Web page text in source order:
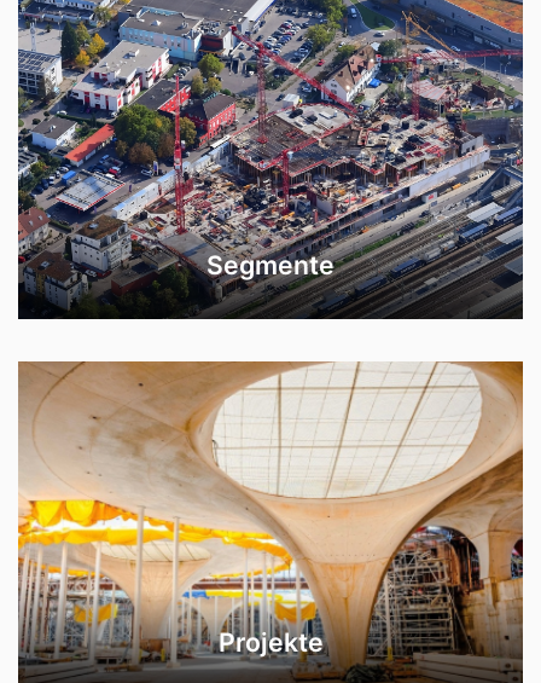
Segmente
Projekte